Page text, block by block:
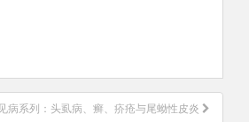
病系列：头虱病、癣、疥疮与尾蚴性皮炎